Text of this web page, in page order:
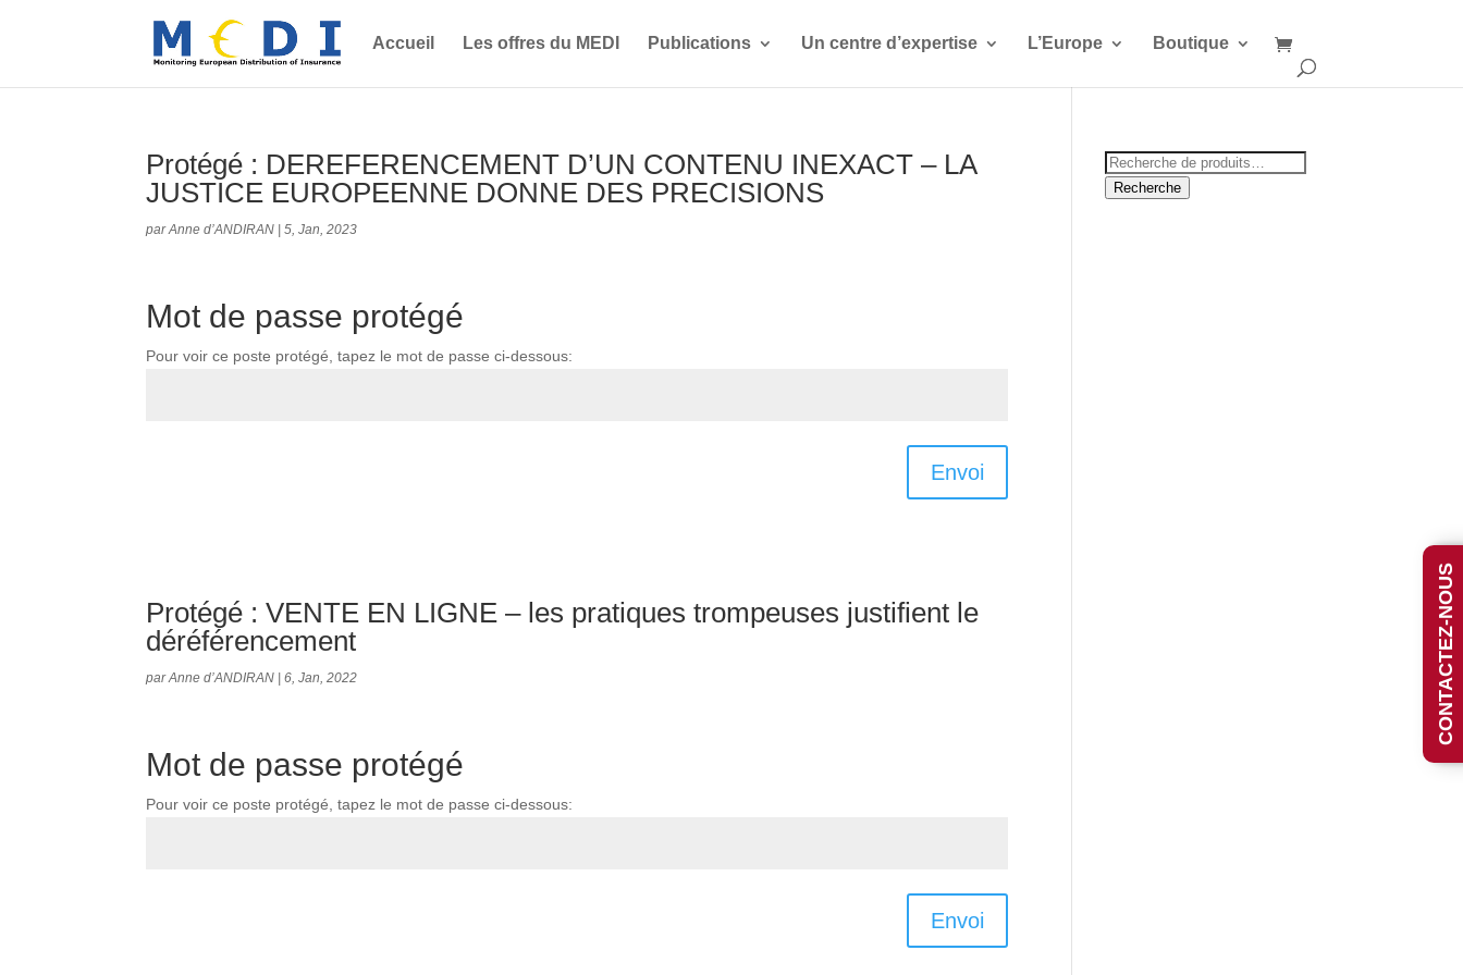
Accueil Les offres du MEDI Publications Un centre d’expertise L’Europe Boutique
Protégé : DEREFERENCEMENT D’UN CONTENU INEXACT – LA
JUSTICE EUROPEENNE DONNE DES PRECISIONS
parAnne d’ANDIRAN |5, Jan, 2023
Mot de passe protégé
Pour voir ce poste protégé, tapez le mot de passe ci-dessous:
Envoi
Protégé : VENTE EN LIGNE – les pratiques trompeuses justifient le
déréférencement
parAnne d’ANDIRAN |6, Jan, 2022
Mot de passe protégé
Pour voir ce poste protégé, tapez le mot de passe ci-dessous:
Envoi
Recherche
pour :
Recherche
CONTACTEZ-NOUS